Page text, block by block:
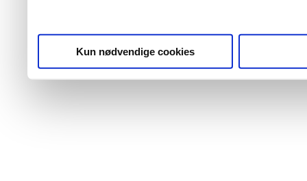
Kun nødvendige cookies